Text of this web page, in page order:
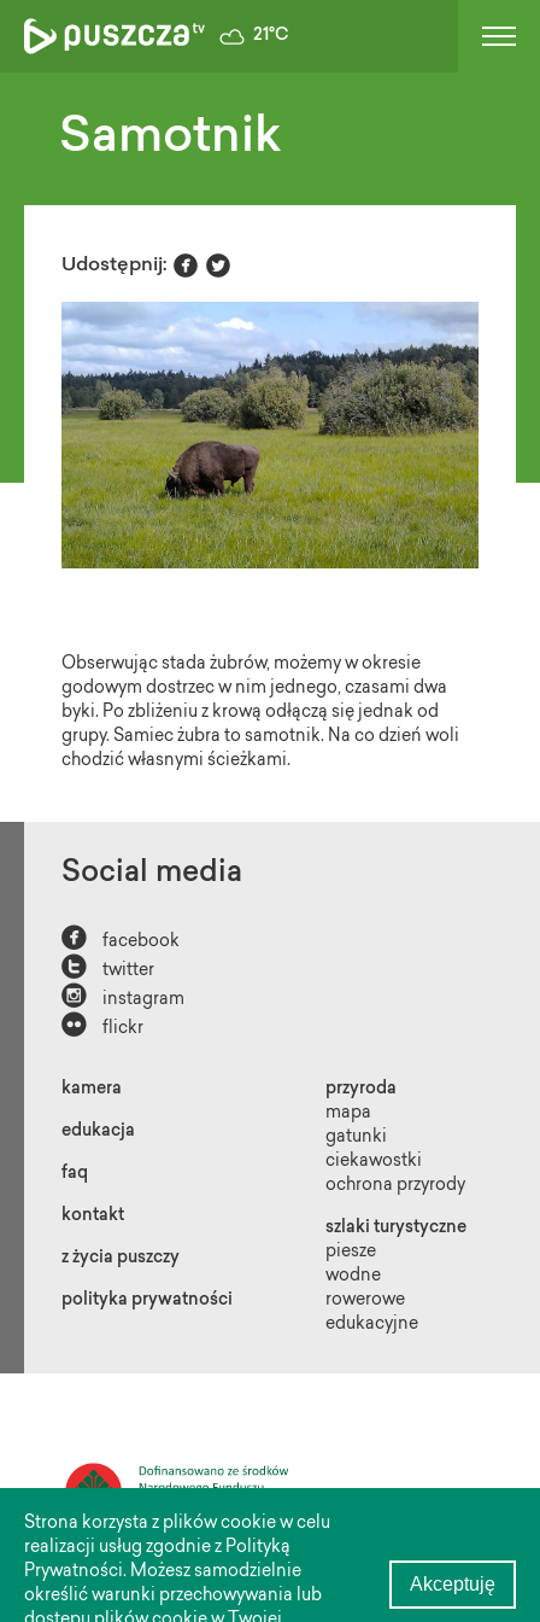
21°C
Samotnik
Udostępnij:  
Obserwując stada żubrów, możemy w okresie
godowym dostrzec w nim jednego, czasami dwa
byki. Po zbliżeniu z krową odłączą się jednak od
grupy. Samiec żubra to samotnik. Na co dzień woli
chodzić własnymi ścieżkami.
Social media
 facebook
 twitter
 instagram
 flickr
kamera
edukacja
faq
kontakt
z życia puszczy
polityka prywatności
przyroda
mapa
gatunki
ciekawostki
ochrona przyrody
szlaki turystyczne
piesze
wodne
rowerowe
edukacyjne
Ninejszy materiał został opublikowany dzięki dofinansowaniu Narodowego
Funduszu Ochrony
Strona korzysta z plików cookie w celu
realizacji usług zgodnie z Polityką
Prywatności. Możesz samodzielnie
określić warunki przechowywania lub
Akceptuję